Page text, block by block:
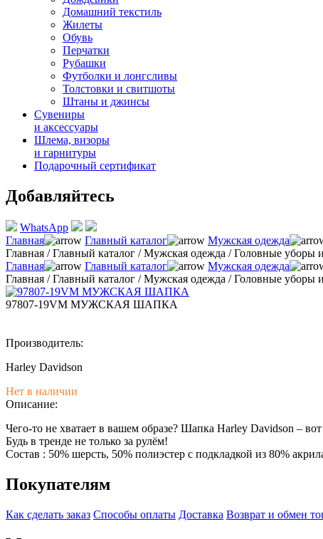
Домашний текстиль
Жилеты
Обувь
Перчатки
Рубашки
Футболки и лонгсливы
Толстовки и свитшоты
Штаны и джинсы
Сувениры
и аксессуары
Шлема, визоры
и гарнитуры
Подарочный сертификат
Добавляйтесь
WhatsApp
Главная
Главный каталог Мужская одежда
Главная /Главный каталог /Мужская одежда /Головные уборы
Главная
Главный каталог Мужская одежда
Главная /Главный каталог /Мужская одежда /Головные уборы
97807-19VM МУЖСКАЯ ШАПКА
Производитель:
Harley Davidson
Нет в наличии
Описание:
Чего-то не хватает в вашем образе? Шапка Harley Davidson –
Будь в тренде не только за рулём!
Состав : 50% шерсть, 50% полиэстер с подкладкой из 80%
Покупателям
Как сделать заказ Способы оплаты Доставка Возврат и обмен